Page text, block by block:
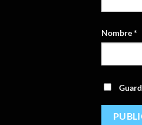
Nombre*